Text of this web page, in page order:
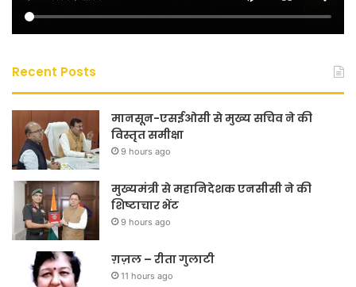
Recent Posts
मानसून-एसईओसी से मुख्य सचिव ने की
विस्तृत समीक्षा
9 hours ago
मुख्यमंत्री से महानिदेशक एनसीसी ने की
शिष्टाचार भेंट
9 hours ago
ग़ज़ल – रीता गुलाटी
11 hours ago